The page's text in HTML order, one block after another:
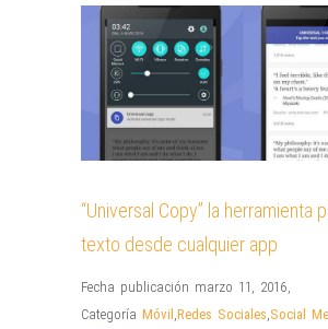
“Universal Copy” la herramienta
texto desde cualquier app
Fecha publicación marzo 11, 2016,
Categoría Móvil ,Redes Sociales,Social